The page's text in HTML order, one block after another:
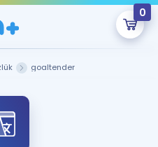
0
An Boş.
onlarca eğitim seni
goaltender